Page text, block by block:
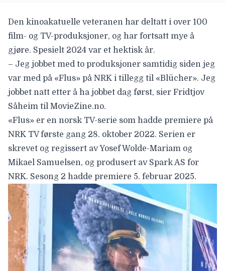
Den kinoakatuelle veteranen har deltatt i over 100
film- og TV-produksjoner, og har fortsatt mye å
gjøre. Spesielt 2024 var et hektisk år.
– Jeg jobbet med to produksjoner samtidig siden jeg
var med på «Flus» på NRK i tillegg til «Blücher». Jeg
jobbet natt etter å ha jobbet dag først, sier Fridtjov
Såheim til MovieZine.no.
«Flus» er en norsk TV-serie som hadde premiere på
NRK TV første gang 28. oktober 2022. Serien er
skrevet og regissert av Yosef Wolde-Mariam og
Mikael Samuelsen, og produsert av Spark AS for
NRK. Sesong 2 hadde premiere 5. februar 2025.